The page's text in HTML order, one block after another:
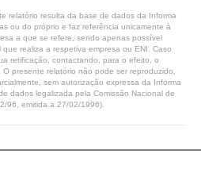
relatório resulta da base de dados da Informa
ou do próprio e faz referência unicamente à
a que se refere, sendo apenas possível
realiza a respetiva empresa ou ENI. Caso
retificação, contactando, para o efeito, o
presente relatório não pode ser reproduzido,
sem autorização expressa da Informa
dados legalizada pela Comissão Nacional de
96, emitida a 27/02/1996).